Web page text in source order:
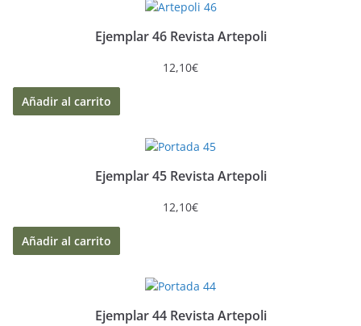
Ejemplar 46 Revista Artepoli
12,10€
Añadir al carrito
Ejemplar 45 Revista Artepoli
12,10€
Añadir al carrito
Ejemplar 44 Revista Artepoli